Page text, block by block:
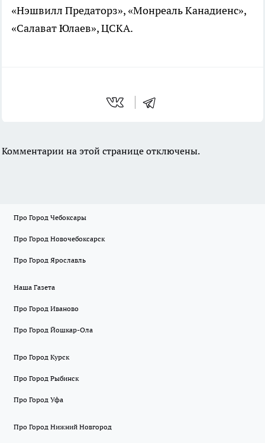
«Нэшвилл Предаторз», «Монреаль Канадиенс»,
«Салават Юлаев», ЦСКА.
Комментарии на этой странице отключены.
Про Город Чебоксары
Про Город Новочебоксарск
Про Город Ярославль
Наша Газета
Про Город Иваново
Про Город Йошкар-Ола
Про Город Курск
Про Город Рыбинск
Про Город Уфа
Про Город Нижний Новгород